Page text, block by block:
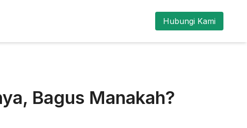
Hubungi Kami
Bagus Manakah?